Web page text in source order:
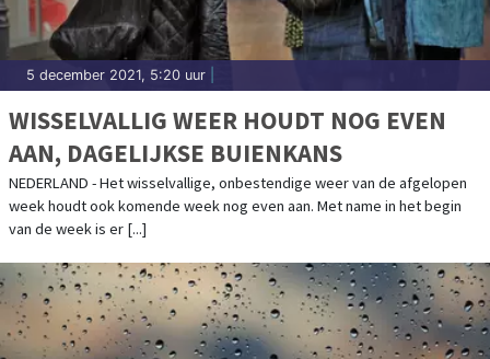
5 december 2021, 5:20 uur
WISSELVALLIG WEER HOUDT NOG EVEN
AAN, DAGELIJKSE BUIENKANS
NEDERLAND - Het wisselvallige, onbestendige weer van de afgelopen
week houdt ook komende week nog even aan. Met name in het begin
van de week is er [...]